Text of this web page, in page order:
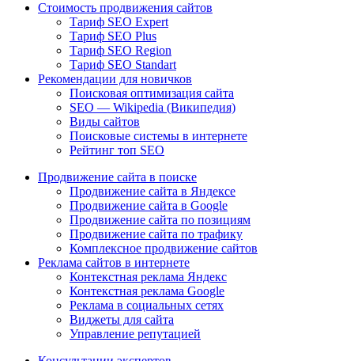
Стоимость продвижения сайтов
Тариф SEO Expert
Тариф SEO Plus
Тариф SEO Region
Тариф SEO Standart
Рекомендации для новичков
Поисковая оптимизация сайта
SEO — Wikipedia (Википедия)
Виды сайтов
Поисковые системы в интернете
Рейтинг топ SEO
Продвижение сайта в поиске
Продвижение сайта в Яндексе
Продвижение сайта в Google
Продвижение сайта по позициям
Продвижение сайта по трафику
Комплексное продвижение сайтов
Реклама сайтов в интернете
Контекстная реклама Яндекс
Контекстная реклама Google
Реклама в социальных сетях
Виджеты для сайта
Управление репутацией